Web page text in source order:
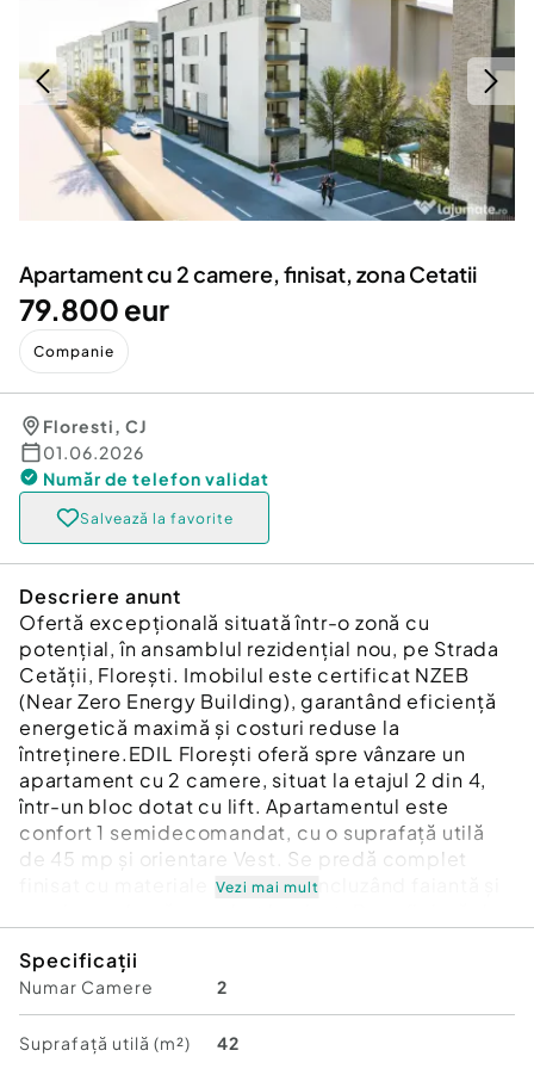
Servicii
Animale de companie
Afaceri și echipamente profesionale
Inchiriere Bunuri si Vehicule
Utilaje agricole si industriale
Piese auto si accesorii
Dacia Duster
Apartament cu 2 camere, finisat, zona Cetatii
79.800 eur
Companie
Floresti, CJ
01.06.2026
Număr de telefon validat
Salvează la favorite
Descriere anunt
Ofertă excepțională situată într-o zonă cu
potențial, în ansamblul rezidențial nou, pe Strada
Cetății, Florești. Imobilul este certificat NZEB
(Near Zero Energy Building), garantând eficiență
energetică maximă și costuri reduse la
întreținere.EDIL Florești oferă spre vânzare un
apartament cu 2 camere, situat la etajul 2 din 4,
într-un bloc dotat cu lift. Apartamentul este
confort 1 semidecomandat, cu o suprafață utilă
de 45 mp și orientare Vest. Se predă complet
finisat cu materiale premium, incluzând faiantă și
încălzire în pardoseală și funcție de răcire,
asigurând confort optim pe tot parcursul anului.
Dispune de un balcon generos.Compartimentare:
hol intrare, living cu bucătărie open space,
Vezi mai mult
Specificații
Numar Camere 2
Suprafață utilă (m²) 42